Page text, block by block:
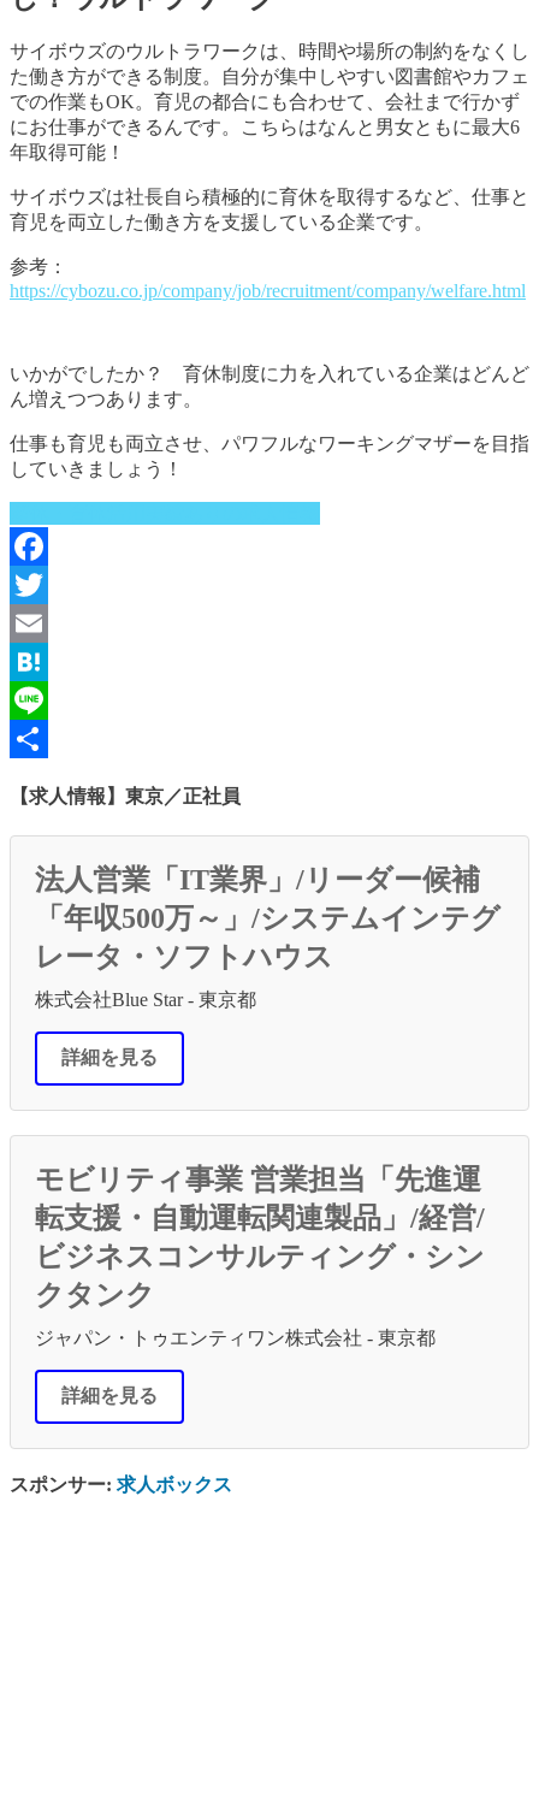
サイボウズのウルトラワークは、時間や場所の制約をなくし
た働き方ができる制度。自分が集中しやすい図書館やカフェ
での作業もOK。育児の都合にも合わせて、会社まで行かず
にお仕事ができるんです。こちらはなんと男女ともに最大6
年取得可能！
サイボウズは社長自ら積極的に育休を取得するなど、仕事と
育児を両立した働き方を支援している企業です。
参考：
https://cybozu.co.jp/company/job/recruitment/company/welfare.html
いかがでしたか？ 育休制度に力を入れている企業はどんど
ん増えつつあります。
仕事も育児も両立させ、パワフルなワーキングマザーを目指
していきましょう！
Facebook
Twitter
Email
Hatena
Line
【求人情報】東京／正社員
法人営業「IT業界」/リーダー候補
「年収500万～」/システムインテグ
レータ・ソフトハウス
株式会社Blue Star - 東京都
詳細を見る
モビリティ事業 営業担当「先進運
転支援・自動運転関連製品」/経営/
ビジネスコンサルティング・シン
クタンク
ジャパン・トゥエンティワン株式会社 - 東京都
詳細を見る
スポンサー: 求人ボックス